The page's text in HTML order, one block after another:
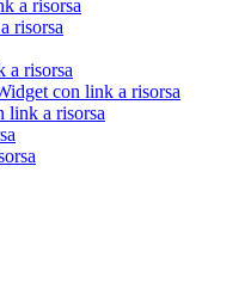
a risorsa
risorsa
a risorsa
con link a risorsa
link a risorsa